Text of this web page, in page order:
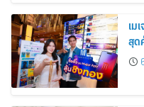
เม
สุด